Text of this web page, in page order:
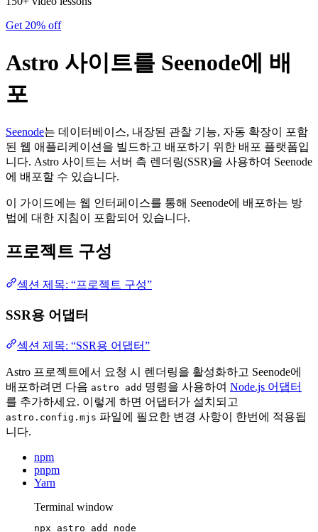
Get 20% off
Astro 사이트를 Seenode에 배
포
Seenode는 데이터베이스, 내장된 관찰 기능, 자동 확장이 포함
된 웹 애플리케이션을 빌드하고 배포하기 위한 배포 플랫폼입
니다. Astro 사이트는 서버 측 렌더링(SSR)을 사용하여 Seenode
에 배포할 수 있습니다.
이 가이드에는 웹 인터페이스를 통해 Seenode에 배포하는 방
법에 대한 지침이 포함되어 있습니다.
프로젝트 구성
섹션 제목: “프로젝트 구성”
SSR용 어댑터
섹션 제목: “SSR용 어댑터”
Astro 프로젝트에서 요청 시 렌더링을 활성화하고 Seenode에
배포하려면 다음 astro add 명령을 사용하여 Node.js 어댑터
를 추가하세요. 이렇게 하면 어댑터가 설치되고
astro.config.mjs 파일에 필요한 변경 사항이 한번에 적용됩
니다.
npm
pnpm
Yarn
Terminal window
npx astro add node